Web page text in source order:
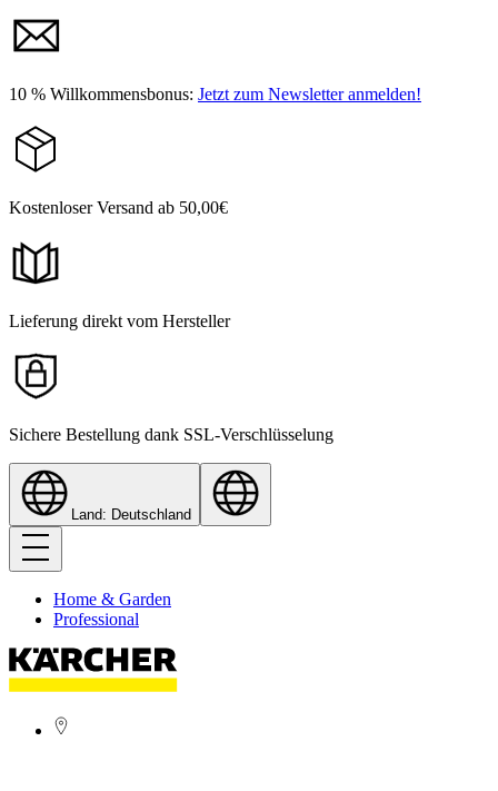
10 % Willkommensbonus: Jetzt zum Newsletter anmelden!
Kostenloser Versand ab 50,00€
Lieferung direkt vom Hersteller
Sichere Bestellung dank SSL-Verschlüsselung
Land: Deutschland
Home & Garden
Professional